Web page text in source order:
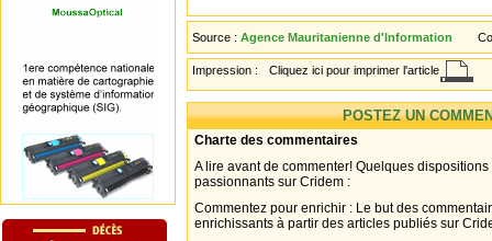
Source : Agence Mauritanienne d'Information
Impression : Cliquez ici pour imprimer l'article
POSTEZ UN
Charte des commentaires
A lire avant de commenter! Quelques
passionnants sur Cridem :
Commentez pour enrichir : Le but des
enrichissants à partir des articles publiés sur